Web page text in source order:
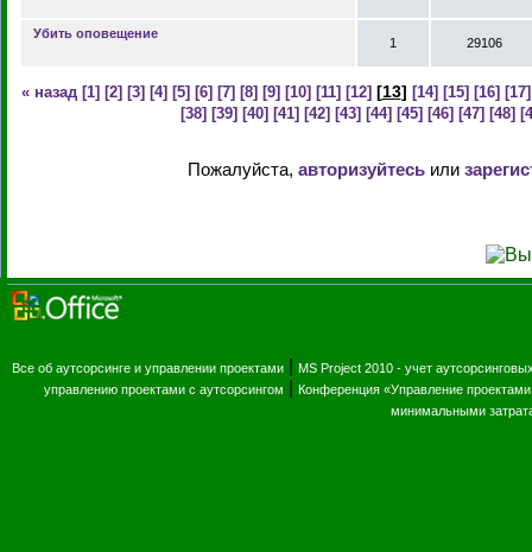
Убить оповещение
1 29106
« назад [1] [2] [3] [4] [5] [6] [7] [8] [9] [10] [11] [12] [13] [14] [15] [16] [17]
[38] [39] [40] [41] [42] [43] [44] [45] [46] [47] [48]
Пожалуйста, авторизуйтесьили
Все об аутсорсинге и управлении проектами
MS Project 2010 - учет
управлению проектами с аутсорсингом
Конференция «Управление
минимальными